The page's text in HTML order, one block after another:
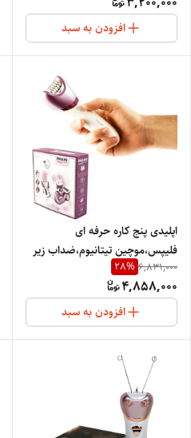
افزودن به سبد
اپلیدی پنج کاره حرفه ای
فلیپس،موچین تیتانیوم،ضداب زیر
دوشی ،دور متور 6400
6,831,000
28%
4,858,000
افزودن به سبد